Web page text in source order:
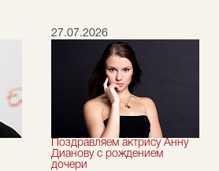
27.07.2026
Поздравляем актрису Анну
Дианову с рождением
дочери